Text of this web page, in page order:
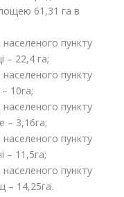
61,31 га в
пункту
– 22,4 га;
пункту
10га;
пункту
– 3,16га;
пункту
– 11,5га;
пункту
– 14,25га.